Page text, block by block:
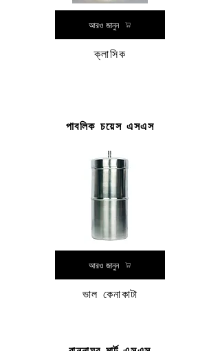
আরও জানুন
ক্লাসিক
পাবলিক চয়েস এসএস
আরও জানুন
ভাল কেনাকাটা